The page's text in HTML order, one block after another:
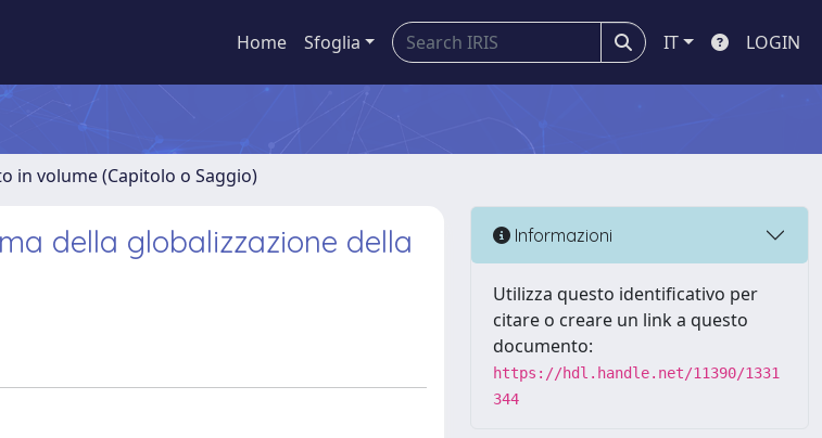
Home Sfoglia IT LOGIN
in volume (Capitolo o Saggio)
della globalizzazione della
Informazioni
Utilizza questo identificativo per
citare o creare un link a questo
documento:
https://hdl.handle.net/11390/1331
344